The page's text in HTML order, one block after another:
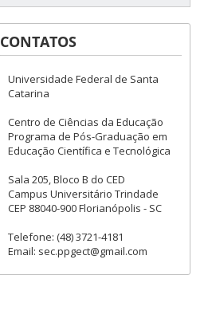
CONTATOS
Universidade Federal de Santa
Catarina
Centro de Ciências da Educação
Programa de Pós-Graduação em
Educação Científica e Tecnológica
Sala 205, Bloco B do CED
Campus Universitário Trindade
CEP 88040-900 Florianópolis - SC
Telefone: (48) 3721-4181
Email: sec.ppgect@gmail.com